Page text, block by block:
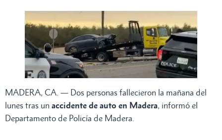
MADERA, CA. — Dos personas fallecieron la mañana del
lunes tras un accidente de auto en Madera, informó el
Departamento de Policía de Madera.